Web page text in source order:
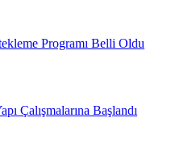
Programı Belli Oldu
Çalışmalarına Başlandı